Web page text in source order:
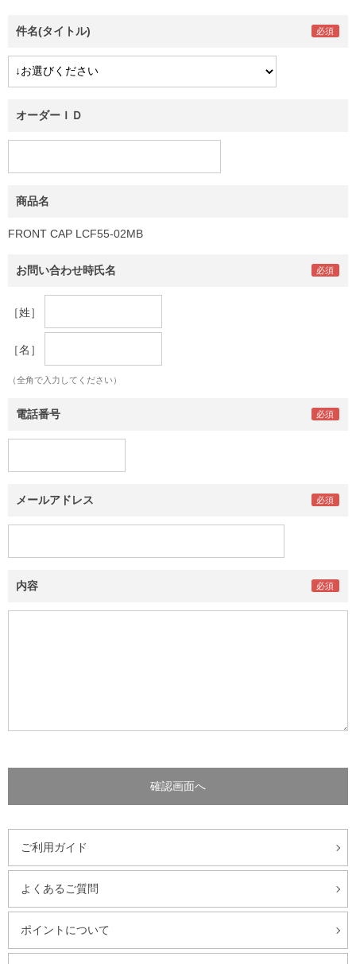
件名(タイトル)
オーダーＩＤ
商品名
FRONT CAP LCF55-02MB
お問い合わせ時氏名
［姓］
［名］
（全角で入力してください）
電話番号
メールアドレス
内容
ご利用ガイド
よくあるご質問
ポイントについて